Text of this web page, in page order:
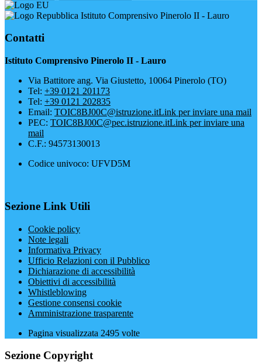
Istituto Comprensivo Pinerolo II - Lauro
Contatti
Istituto Comprensivo Pinerolo II - Lauro
Via Battitore ang. Via Giustetto, 10064 Pinerolo (TO)
Tel: +39 0121 201173
Tel: +39 0121 202835
Email: TOIC8BJ00C@istruzione.itLink per inviare una mail
PEC: TOIC8BJ00C@pec.istruzione.itLink per inviare una
mail
C.F.: 94573130013
Codice univoco: UFVD5M
Sezione Link Utili
Cookie policy
Note legali
Informativa Privacy
Ufficio Relazioni con il Pubblico
Dichiarazione di accessibilità
Obiettivi di accessibilità
Whistleblowing
Gestione consensi cookie
Amministrazione trasparente
Pagina visualizzata 2495 volte
Sezione Copyright